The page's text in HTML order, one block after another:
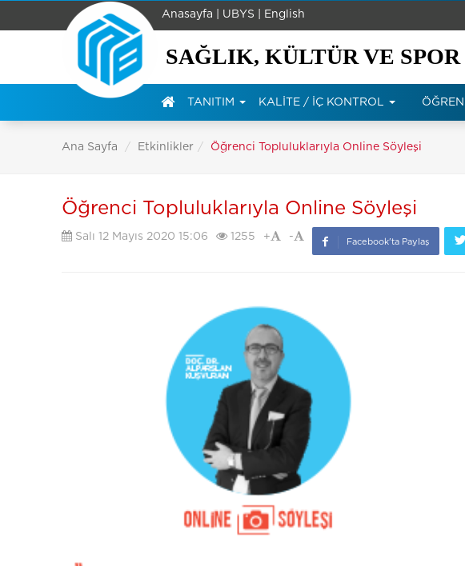
Anasayfa | UBYS | English
SAĞLIK, KÜLTÜR VE
TANITIM KALİTE / İÇ KONTROL
Ana Sayfa Etkinlikler Öğrenci Topluluklarıyla Online Söyleşi
Öğrenci Topluluklarıyla Online Söyleşi
Salı 12 Mayıs 2020 15:06 1255 + - Facebook'ta Paylaş